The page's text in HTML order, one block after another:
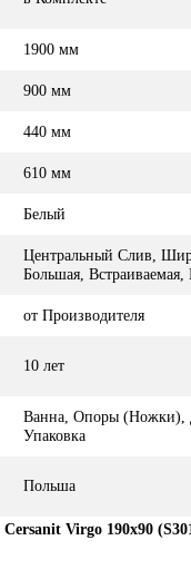
1900 мм
900 мм
440 мм
610 мм
Белый
Центральный Слив,
Большая, Встраиваемая,
от Производителя
10 лет
Ванна, Опоры (Ножки),
Упаковка
Польша
Virgo 190x90